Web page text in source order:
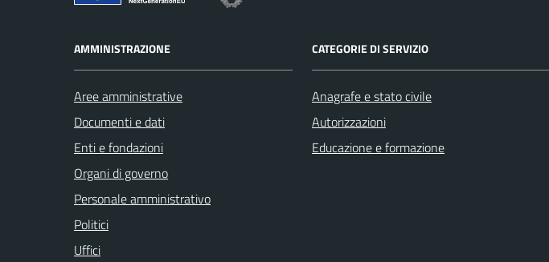
AMMINISTRAZIONE
Aree amministrative
Documenti e dati
Enti e fondazioni
Organi di governo
Personale amministrativo
Politici
Uffici
CATEGORIE DI SERVIZIO
Anagrafe e stato civile
Autorizzazioni
Educazione e formazione